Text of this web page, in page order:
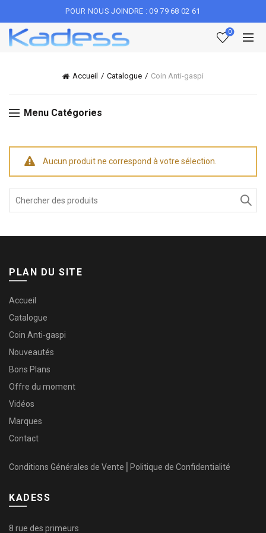
POUR NOUS JOINDRE : 09 79 68 02 61
0
Accueil Catalogue Coin Anti-gaspi
Menu Catégories
Aucun produit ne correspond à votre sélection.
PLAN DU SITE
Accueil
Catalogue
Coin Anti-gaspi
Nouveautés
Bons Plans
Offre du moment
Vidéos
Marques
Contact
Conditions Générales de Vente Politique de Confidentialité
KADESS
8 rue des primeurs